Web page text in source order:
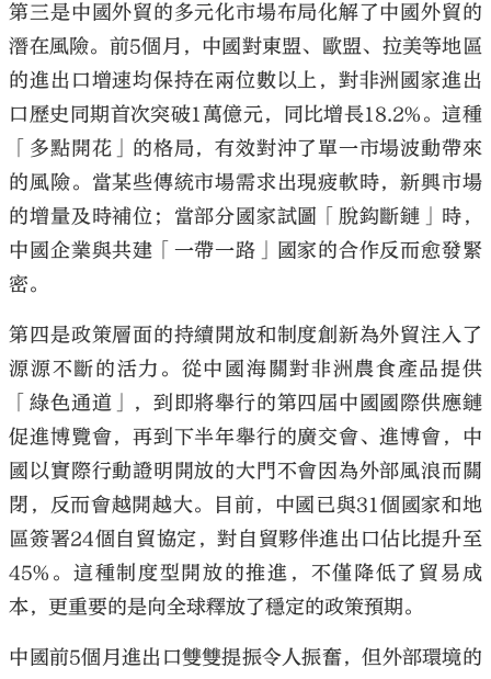
第三是中國外貿的多元化市場布局化解了中國外貿的
潛在風險。前5個月，中國對東盟、歐盟、拉美等地區
的進出口增速均保持在兩位數以上，對非洲國家進出
口歷史同期首次突破1萬億元，同比增長18.2%。這種
「多點開花」的格局，有效對沖了單一市場波動帶來
的風險。當某些傳統市場需求出現疲軟時，新興市場
的增量及時補位；當部分國家試圖「脫鈎斷鏈」時，
中國企業與共建「一帶一路」國家的合作反而愈發緊
密。
第四是政策層面的持續開放和制度創新為外貿注入了
源源不斷的活力。從中國海關對非洲農食產品提供
「綠色通道」，到即將舉行的第四屆中國國際供應鏈
促進博覽會，再到下半年舉行的廣交會、進博會，中
國以實際行動證明開放的大門不會因為外部風浪而關
閉，反而會越開越大。目前，中國已與31個國家和地
區簽署24個自貿協定，對自貿夥伴進出口佔比提升至
45%。這種制度型開放的推進，不僅降低了貿易成
本，更重要的是向全球釋放了穩定的政策預期。
中國前5個月進出口雙雙提振令人振奮，但外部環境的